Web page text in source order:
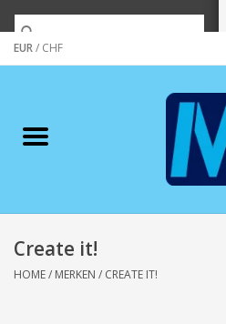
EUR/ CHF
Merken
Wonen/koken/huishouden
Create it!
HOME/ MERKEN / CREATE IT!